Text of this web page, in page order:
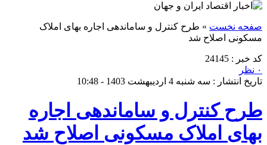
صفحه نخست » طرح کنترل و ساماندهی اجاره بهای املاک
مسکونی اصلاح شد
کد خبر : 24145
۰ نظر
تاریخ انتشار : سه شنبه 4 اردیبهشت 1403 - 10:48
طرح کنترل و ساماندهی اجاره
بهای املاک مسکونی اصلاح شد